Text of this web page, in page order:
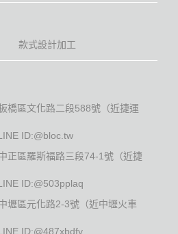
款式設計加工
橋區文化路二段588號（近捷運
ID:@bloc.tw
正區羅斯福路三段74-1號（近捷
ID:@503pplaq
壢區元化路2-3號（近中壢火車
ID:@487xbdfy